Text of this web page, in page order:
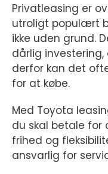
Privatleasing er
utroligt populært
ikke uden grund.
dårlig
derfor kan det
for at købe.
Med Toyota
du skal betale for
frihed og
ansvarlig for